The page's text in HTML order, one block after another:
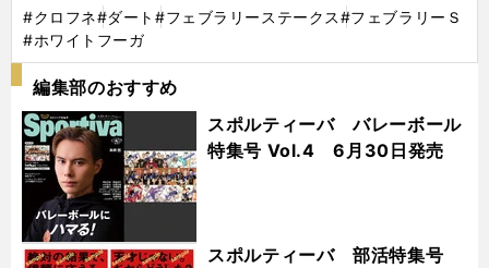
#クロフネ#ダート#フェブラリーステークス#フェブラリーＳ
#ホワイトフーガ
編集部のおすすめ
スポルティーバ バレーボール
特集号 Vol.4 6月30日発売
スポルティーバ 部活特集号